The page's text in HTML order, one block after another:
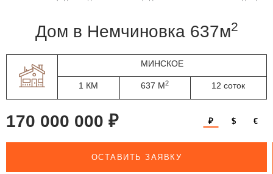
дом в Немчиновка 637м2
МИНСКОЕ
1 КМ 637 М2 12 соток
170 000 000 ₽ ₽ $ €
ОСТАВИТЬ ЗАЯВКУ